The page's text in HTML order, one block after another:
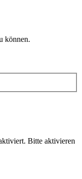
können.
Bitte aktivieren